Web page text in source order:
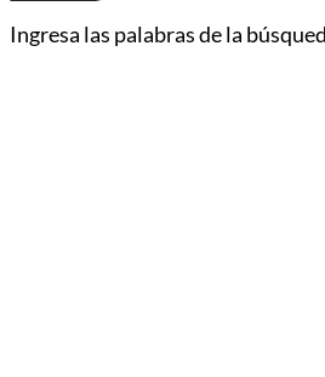
Ingresa las palabras de la